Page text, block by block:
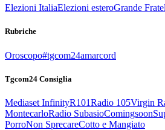
Elezioni ItaliaElezioni esteroGrande
Rubriche
Oroscopo#tgcom24amarcord
Tgcom24 Consiglia
Mediaset InfinityR101Radio 105Virgin
MontecarloRadio SubasioComingsoon
PorroNon SprecareCotto e Mangiato